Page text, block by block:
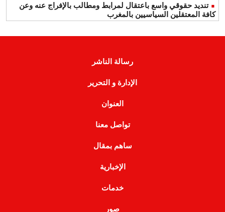
تنديد حقوقي واسع باعتقال لمرابط ومطالب بالإفراج عنه وعن
كافة المعتقلين السياسيين بالمغرب
رسالة الناشر
الإدارة و التحرير
العنوان
تواصل معنا
ساهم بمقال
الإخبارية
خدمات
صور